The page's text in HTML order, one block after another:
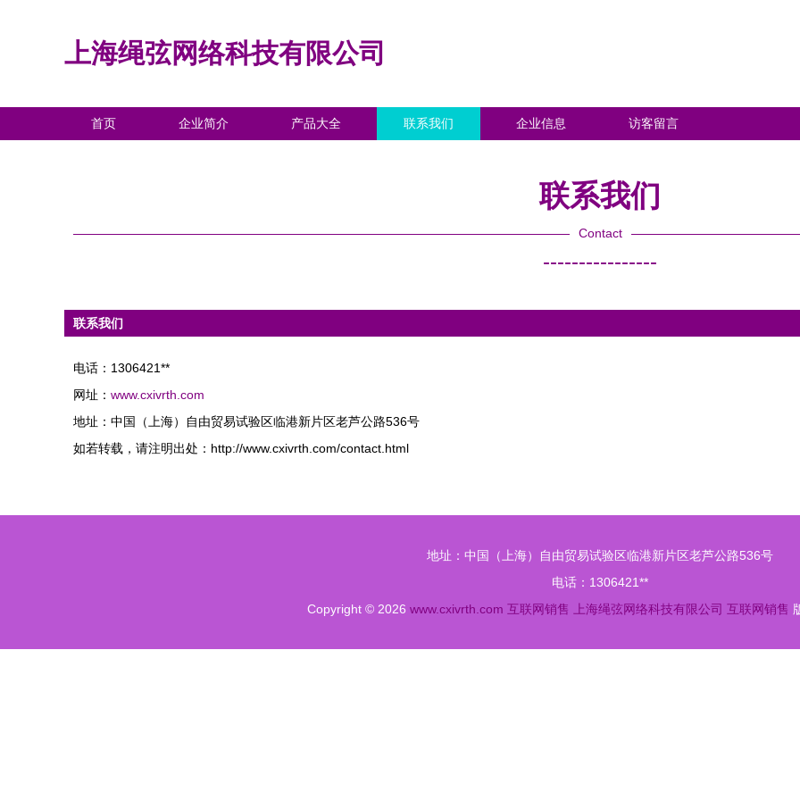
上海绳弦网络科技有限公司
首页 企业简介 产品大全 联系我们 企业信息 访客留言
联系我们
Contact
----------------
联系我们
电话：1306421**
网址： www.cxivrth.com
地址：中国（上海）自由贸易试验区临港新片区老芦公路536号
如若转载，请注明出处：http://www.cxivrth.com/contact.html
地址：中国（上海）自由贸易试验区临港新片区老芦公路536号
电话：1306421**
Copyright © 2026 www.cxivrth.com 互联网销售 上海绳弦网络科技有限公司 互联网销售